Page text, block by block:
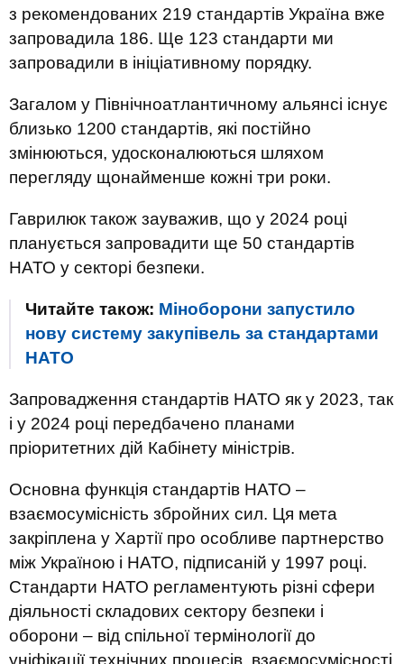
з рекомендованих 219 стандартів Україна вже
запровадила 186. Ще 123 стандарти ми
запровадили в ініціативному порядку.
Загалом у Північноатлантичному альянсі існує
близько 1200 стандартів, які постійно
змінюються, удосконалюються шляхом
перегляду щонайменше кожні три роки.
Гаврилюк також зауважив, що у 2024 році
планується запровадити ще 50 стандартів
НАТО у секторі безпеки.
Читайте також: Міноборони запустило
нову систему закупівель за стандартами
НАТО
Запровадження стандартів НАТО як у 2023, так
і у 2024 році передбачено планами
пріоритетних дій Кабінету міністрів.
Основна функція стандартів НАТО –
взаємосумісність збройних сил. Ця мета
закріплена у Хартії про особливе партнерство
між Україною і НАТО, підписаній у 1997 році.
Стандарти НАТО регламентують різні сфери
діяльності складових сектору безпеки і
оборони – від спільної термінології до
уніфікації технічних процесів, взаємосумісності